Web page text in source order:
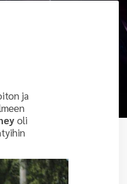
ja
oli